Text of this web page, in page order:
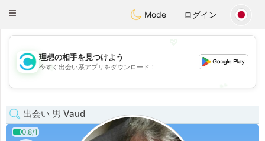
olombiaCitas
Toggle
Mode ログイン
💖
💕
理想の相手を見つけよう
今すぐ出会い系アプリをダウンロード！
出会い 男 Vaud
0.8/1